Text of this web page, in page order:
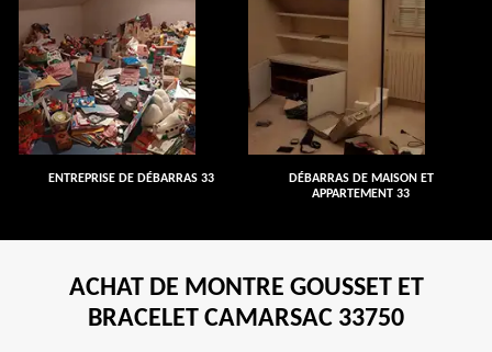
ENTREPRISE DE DÉBARRAS 33
DÉBARRAS DE MAISON ET
APPARTEMENT 33
ACHAT DE MONTRE GOUSSET ET
BRACELET CAMARSAC 33750